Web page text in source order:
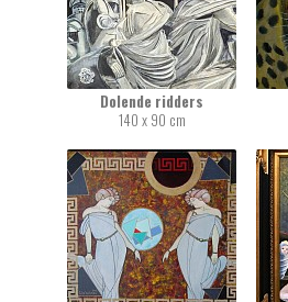
Dolende ridders
140 x 90 cm